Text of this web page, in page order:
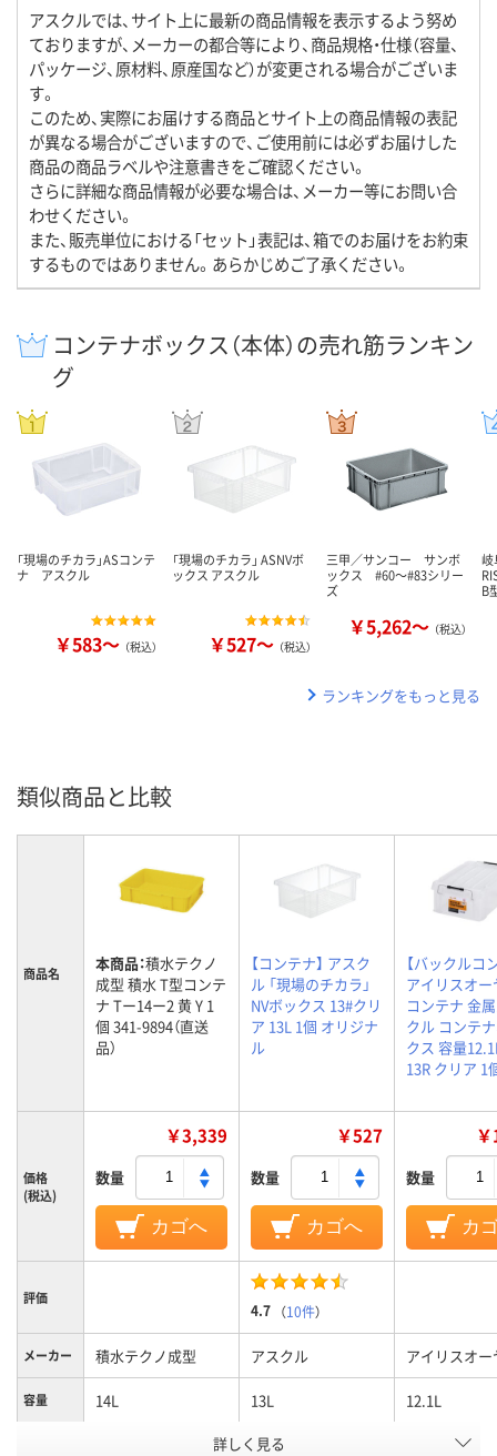
アスクルでは、サイト上に最新の商品情報を表示するよう努め
ておりますが、メーカーの都合等により、商品規格・仕様（容量、
パッケージ、原材料、原産国など）が変更される場合がございま
す。
このため、実際にお届けする商品とサイト上の商品情報の表記
が異なる場合がございますので、ご使用前には必ずお届けした
商品の商品ラベルや注意書きをご確認ください。
さらに詳細な商品情報が必要な場合は、メーカー等にお問い合
わせください。
また、販売単位における「セット」表記は、箱でのお届けをお約束
するものではありません。あらかじめご了承ください。
コンテナボックス（本体）の売れ筋ランキン
グ
「現場のチカラ」ASコンテ
ナ アスクル
￥583～ （税込）
「現場のチカラ」 ASNVボ
ックス アスクル
￥527～ （税込）
三甲／サンコー サンボ
ックス #60～#83シリー
ズ
￥5,262～ （税込）
岐
B
ランキングをもっと見る
類似商品と比較
商品名 本商品：積水テクノ
成型 積水 T型コンテ
ナ Tー14ー2 黄 Y 1
個 341-9894（直送
品）
【コンテナ】 アスク
ル 「現場のチカラ」
NVボックス 13#クリ
ア 13L 1個 オリジナ
ル
【バックルコ
アイリスオー
コンテナ 金
クル コンテ
クス 容量
13R クリア 1
価格
(税込)
￥3,339
数量
カゴへ
￥527
数量
カゴへ
数量
カ
評価
4.7 （10件）
メーカー 積水テクノ成型 アスクル アイリスオー
容量 14L 13L 12.1L
ポリプロピレン
詳しく見る